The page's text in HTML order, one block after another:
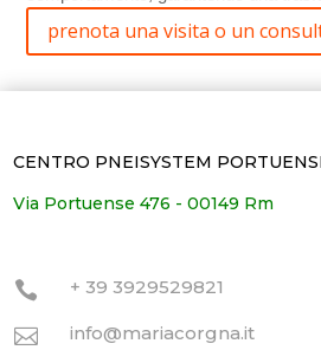
prenota una visita o un
CENTRO PNEISYSTEM
Via Portuense 476 - 00149 Rm
 + 39 3929529821
 info@mariacorgna.it